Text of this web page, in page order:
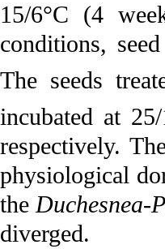
15/6°C (4
conditions,
The seeds
incubated at
respectively.
physiological
theDuchesnea-
diverged.